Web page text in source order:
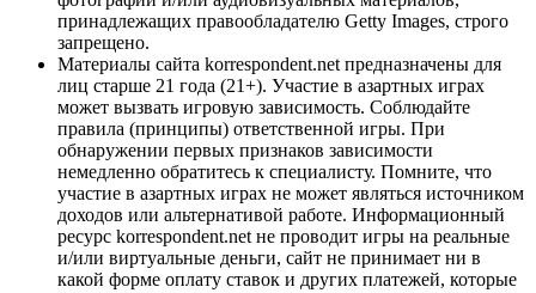
принадлежащих правообладателю Getty Images, строго
запрещено.
Материалы сайта korrespondent.net предназначены для
лиц старше 21 года (21+). Участие в азартных играх
может вызвать игровую зависимость. Соблюдайте
правила (принципы) ответственной игры. При
обнаружении первых признаков зависимости
немедленно обратитесь к специалисту. Помните, что
участие в азартных играх не может являться источником
доходов или альтернативой работе. Информационный
ресурс korrespondent.net не проводит игры на реальные
и/или виртуальные деньги, сайт не принимает ни в
какой форме оплату ставок и других платежей, которые